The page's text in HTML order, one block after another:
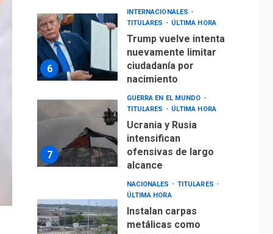
6
INTERNACIONALES
TITULARES
ÚLTIMA HORA
Trump vuelve intenta
nuevamente limitar
ciudadanía por
nacimiento
7
GUERRA EN EL MUNDO
TITULARES
ÚLTIMA HORA
Ucrania y Rusia
intensifican
ofensivas de largo
alcance
NACIONALES
TITULARES
ÚLTIMA HORA
Instalan carpas
metálicas como